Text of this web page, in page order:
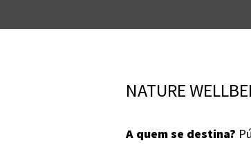
NATURE
A quem se destina?